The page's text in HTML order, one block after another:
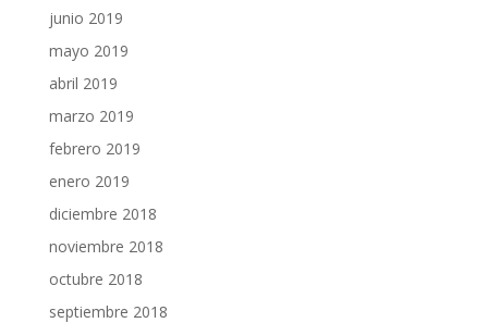
junio 2019
mayo 2019
abril 2019
marzo 2019
febrero 2019
enero 2019
diciembre 2018
noviembre 2018
octubre 2018
septiembre 2018